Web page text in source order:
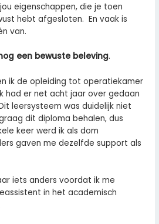
eigenschappen, die je toen
hebt afgesloten. En vaak is
van.
een bewuste beleving.
ik de opleiding tot operatiekamer
had er net acht jaar over gedaan
leersysteem was duidelijk niet
dit diploma behalen, dus
keer werd ik als dom
gaven me dezelfde support als
iets anders voordat ik me
in het academisch